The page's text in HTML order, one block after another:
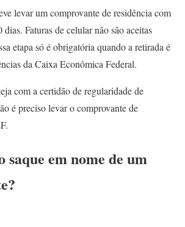
levar um comprovante de residência com
Faturas de celular não são aceitas
etapa só é obrigatória quando a retirada é
da Caixa Econômica Federal.
com a certidão de regularidade de
é preciso levar o comprovante de
saque em nome de um